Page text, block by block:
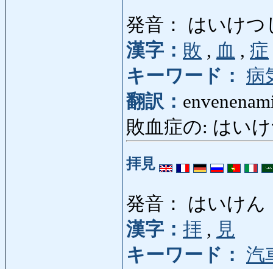
発音： はいけつ
漢字： 敗 , 血 , 症
キーワード： 病
翻訳：
敗血症の: はい
拝見
発音： はいけん
漢字： 拝 , 見
キーワード： 汽